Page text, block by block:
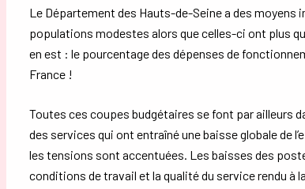
Le Département des Hauts-de-Seine a des
populations modestes alors que celles-ci ont plus
en est : le pourcentage des dépenses de
France !
Toutes ces coupes budgétaires se font par ailleurs
des services qui ont entraîné une baisse globale de
les tensions sont accentuées. Les baisses des
conditions de travail et la qualité du service rendu à